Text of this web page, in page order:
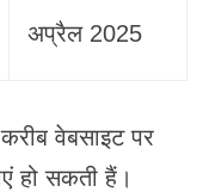
अप्रैल 2025
वेबसाइट पर
हो सकती हैं।